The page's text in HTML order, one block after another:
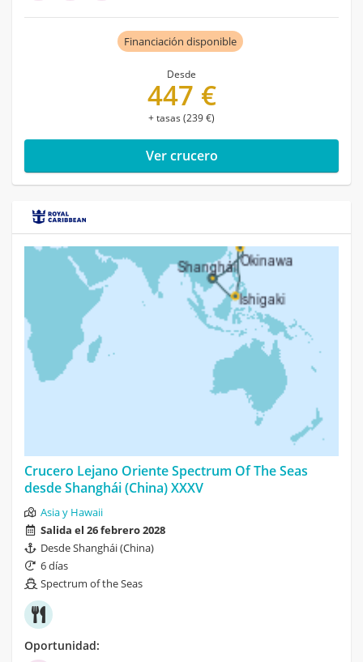
Financiación disponible
Desde
447 €
+ tasas (239 €)
Ver crucero
Crucero Lejano Oriente Spectrum Of The Seas
desde Shanghái (China) XXXV
Asia y Hawaii
Salida el 26 febrero 2028
Desde Shanghái (China)
6 días
Spectrum of the Seas
Oportunidad: